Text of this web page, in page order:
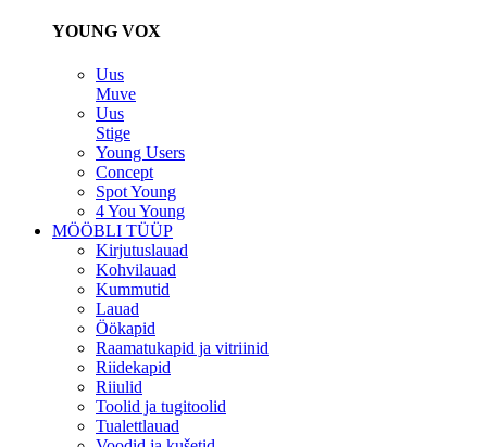
YOUNG VOX
Uus
Muve
Uus
Stige
Young Users
Concept
Spot Young
4 You Young
MÖÖBLI TÜÜP
Kirjutuslauad
Kohvilauad
Kummutid
Lauad
Öökapid
Raamatukapid ja vitriinid
Riidekapid
Riiulid
Toolid ja tugitoolid
Tualettlauad